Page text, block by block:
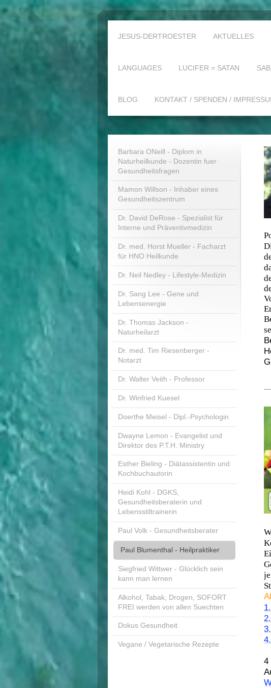
JESUS-DERTROESTER AKTUELLES
LANGUAGES LUCIFER = SATAN
BLOG KONTAKT / SPENDEN /
4
Barbara ONeill - Diplom in
Naturheilkunde - Dozentin fuer
Gesundheitsfragen
Mamon Willson - Inhaber eines
Gesundheitszentrum
Dr. David DeRose - Spezialist für
Interne und Präventivmedizin
Dr. med. Horst Mueller - Facharzt
für HNO Heilkunde
Dr. Neil Nedley - Lifestyle-Medizin
Dr. Sang Lee - Gene und
Lebensenergie
Dr. Thomas Jackson -
Naturheilarzt
Dr. med. Tim Riesenberger -
Notarzt
Dr. Walter Veith - Professor
Dr. Winfried Kuesel
Doerthe Meisel - Dipl.-Psychologin
Dwayne Lemon - Evangelist und
Direktor des P.T.H. Ministry
Esther Bieling - Diätassistentin und
Kochbuchautorin
Heidi Kohl - DGKS,
Gesundheitsberaterin und
Lebensstiltrainerin
Paul Volk - Gesundheitsberater
Paul Blumenthal - Heilpraktiker
Siegfried Wittwer - Glücklich sein
kann man lernen
Alkohol, Tabak, Drogen, SOFORT
FREI werden von allen Suechten
Dokus Gesundheit
Vegane / Vegetarische Rezepte